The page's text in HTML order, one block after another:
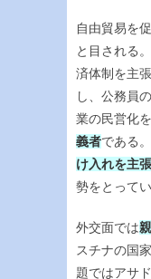
自由貿易を
と目される。
済体制を主
し、公務員
業の民営化
義者である
け入れを主張
勢をとってい
外交面では
スチナの国
題ではアサ